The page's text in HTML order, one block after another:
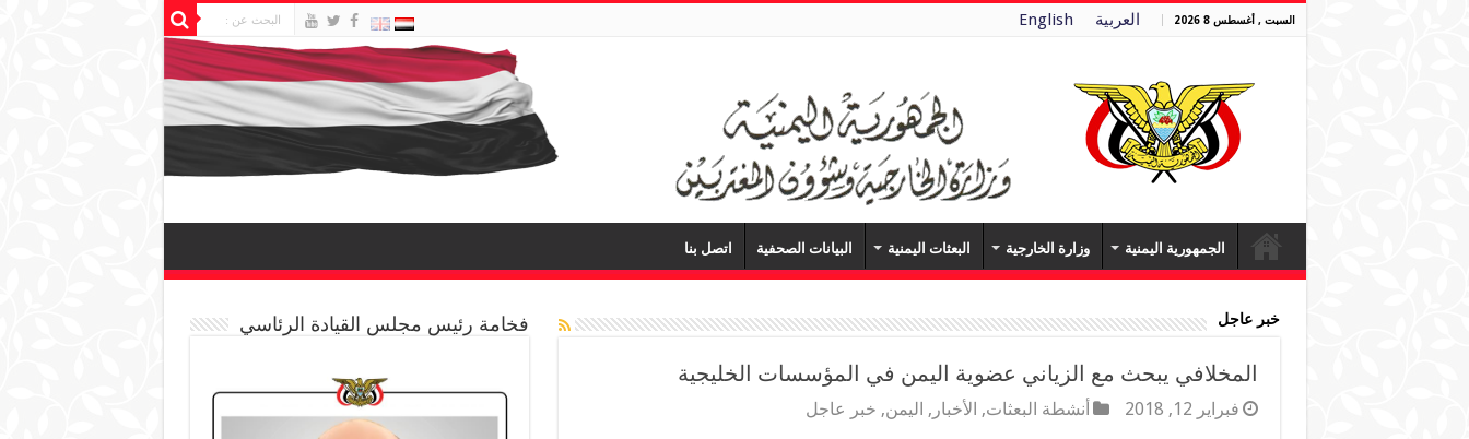
السبت , أغسطس 8 2026 العربية English
الجمهورية اليمنية وزارة الخارجية البعثات اليمنية البيانات الصحفية اتصل بنا
خبر عاجل
المخلافي يبحث مع الزياني عضوية اليمن في المؤسسات الخليجية
فبراير 12, 2018 أنشطة البعثات, الأخبار , اليمن, خبر عاجل
فخامة رئيس مجلس القيادة الرئاسي